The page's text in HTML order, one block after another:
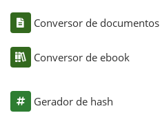
Conversor de documentos
Conversor de ebook
Gerador de hash